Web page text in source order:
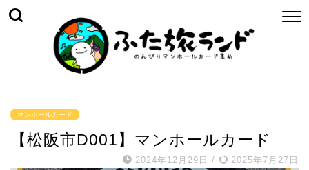
マンホールカード
【松阪市D001】マンホールカード
2024年12月29日 / 2025年7月27日